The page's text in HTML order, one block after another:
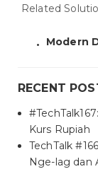
Related
Modern
RECENT
Kurs Rupiah
TechTalk
Nge-lag dan